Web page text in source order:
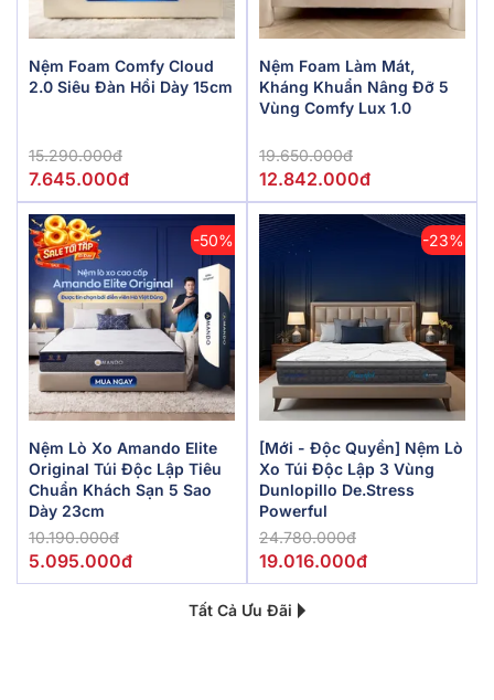
Nệm Foam Comfy Cloud
2.0 Siêu Đàn Hồi Dày 15cm
15.290.000đ
7.645.000đ
Nệm Foam Làm Mát,
Kháng Khuẩn Nâng Đỡ 5
Vùng Comfy Lux 1.0
19.650.000đ
12.842.000đ
-50%
Nệm Lò Xo Amando Elite
Original Túi Độc Lập Tiêu
Chuẩn Khách Sạn 5 Sao
Dày 23cm
10.190.000đ
5.095.000đ
-23%
[Mới - Độc Quyền] Nệm Lò
Xo Túi Độc Lập 3 Vùng
Dunlopillo De.Stress
Powerful
24.780.000đ
19.016.000đ
Tất Cả Ưu Đãi